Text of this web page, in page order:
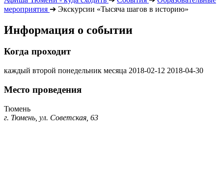
мероприятия ➔ Экскурсии «Тысяча шагов в историю»
Информация о событии
Когда проходит
каждый второй понедельник месяца 2018-02-12 2018-04-30
Место проведения
Тюмень
г. Тюмень, ул. Советская, 63